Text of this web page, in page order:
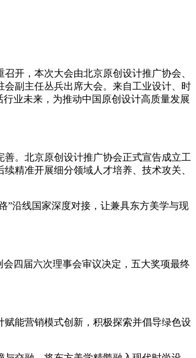
开，本次大会由北京原创设计推广协会、
副主任丛兵出席大会。来自工业设计、时
业未来，为推动中国原创设计高质量发展
。北京原创设计推广协会正式宣告成立工
精准开展细分领域人才培养、技术攻关、
沿线国家深度对接，让兼具东方美学与现
四届六次理事会审议决定，五大奖项最终
能营销模式创新，积极探索并倡导绿色设